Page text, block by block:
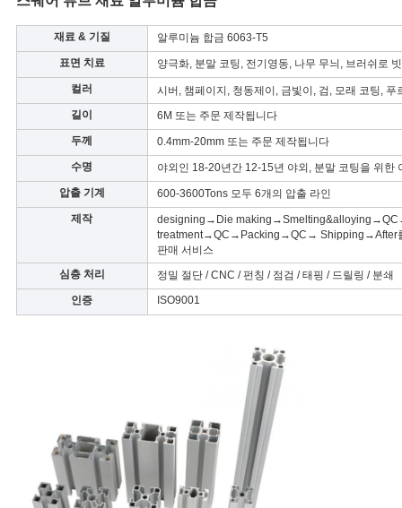
스
조
회
요
다
재료 & 기질
알루미늄 합금 6063-T5
표면 치료
양극화, 분말 코팅, 전기영동, 나무 무늬, 브러쉬로
컬러
시버, 챔페이지, 청동제이, 금빛이, 검, 모래 코팅, 푸
길이
6M 또는 주문 제작됩니다
두께
0.4mm-20mm 또는 주문 제작됩니다
수명
야외인 18-20년간 12-15년 야외, 분말 코팅을 위한
압출 기계
600-3600Tons 모두 6개의 압출 라인
제작
designing→Die
treatment→QC→Packing→QC→ Shipping→After
판매 서비스
심층 처리
정밀 절단 / CNC / 펀칭 / 점검 / 태핑 / 드릴링 / 분쇄
인증
ISO9001